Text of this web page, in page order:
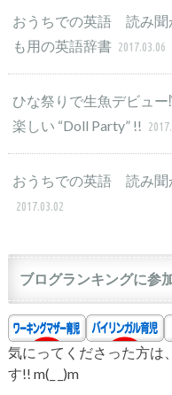
おうちでの英語 読み
も用の英語辞書 2017.03.06
ひな祭りで生魚デビュー
楽しい “Doll Party” !!
おうちでの英語 読み
2017.03.02
ブログランキングに参
気にってくださった方は
す!! m(_ _)m